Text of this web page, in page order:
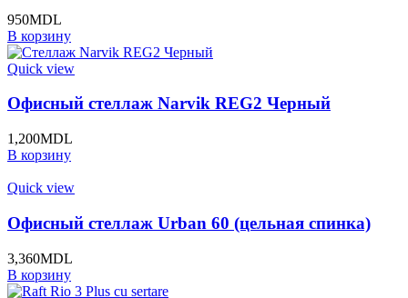
950MDL
В корзину
Quick view
Офисный стеллаж Narvik REG2 Черный
1,200MDL
В корзину
Quick view
Офисный стеллаж Urban 60 (цельная спинка)
3,360MDL
В корзину